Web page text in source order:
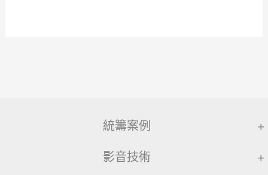
統籌案例 +
影音技術 +